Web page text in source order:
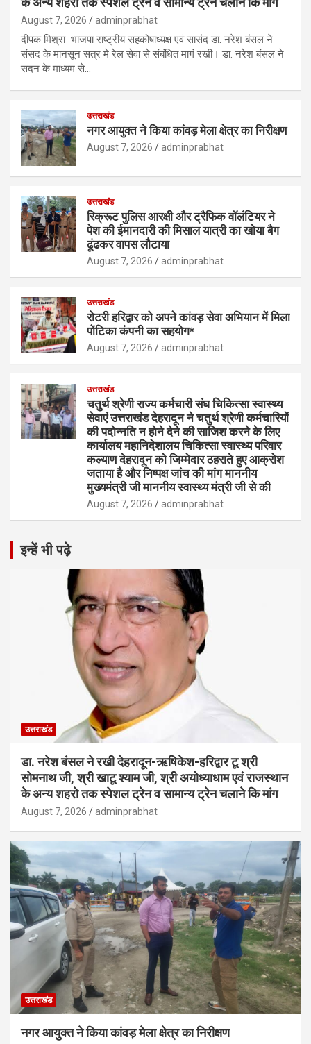
August 7, 2026 adminprabhat
दीपक मिश्रा भाजपा राष्ट्रीय सहकोषाध्यक्ष एवं सासंद डा. नरेश बंसल ने
संसद के मानसून सत्र मे रेल सेवा से संबंधित मागं रखी। डा. नरेश बंसल ने
सदन के माध्यम से…
उत्तराखंड
नगर आयुक्त ने किया कांवड़ मेला क्षेत्र का निरीक्षण
August 7, 2026 adminprabhat
उत्तराखंड
रिक्रूट पुलिस आरक्षी और ट्रैफिक वॉलंटियर ने
पेश की ईमानदारी की मिसाल यात्री का खोया बैग
ढूंढकर वापस लौटाया
August 7, 2026 adminprabhat
उत्तराखंड
रोटरी हरिद्वार को अपने कांवड़ सेवा अभियान में मिला
पोंटिका कंपनी का सहयोग*
August 7, 2026 adminprabhat
उत्तराखंड
चतुर्थ श्रेणी राज्य कर्मचारी संघ चिकित्सा स्वास्थ्य
सेवाएं उत्तराखंड देहरादून ने चतुर्थ श्रेणी कर्मचारियों
की पदोन्नति न होने देने की साजिश करने के लिए
कार्यालय महानिदेशालय चिकित्सा स्वास्थ्य परिवार
कल्याण देहरादून को जिम्मेदार ठहराते हुए आक्रोश
जताया है और निष्पक्ष जांच की मांग माननीय
मुख्यमंत्री जी माननीय स्वास्थ्य मंत्री जी से की
August 7, 2026 adminprabhat
इन्हें भी पढ़े
उत्तराखंड
डा. नरेश बंसल ने रखी देहरादून-ऋषिकेश-हरिद्वार टू श्री
सोमनाथ जी, श्री खाटू श्याम जी, श्री अयोध्याधाम एवं राजस्थान
के अन्य शहरो तक स्पेशल ट्रेन व सामान्य ट्रेन चलाने कि मांग
August 7, 2026 adminprabhat
उत्तराखंड
नगर आयुक्त ने किया कांवड़ मेला क्षेत्र का निरीक्षण